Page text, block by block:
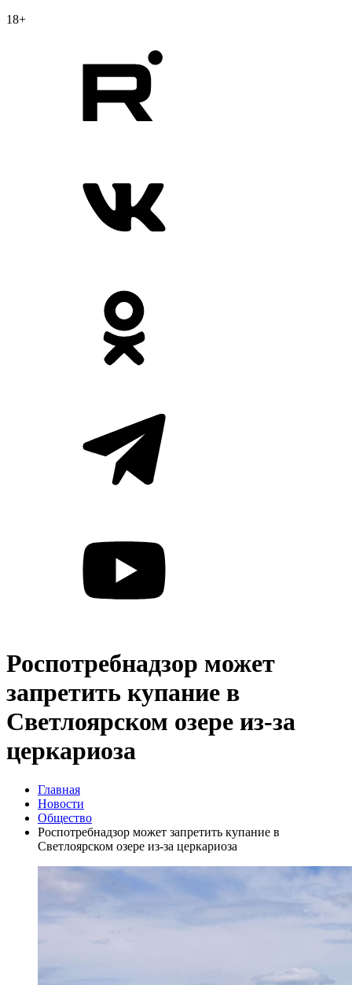
18+
Роспотребнадзор может
запретить купание в
Светлоярском озере из-за
церкариоза
Главная
Новости
Общество
Роспотребнадзор может запретить купание в
Светлоярском озере из-за церкариоза